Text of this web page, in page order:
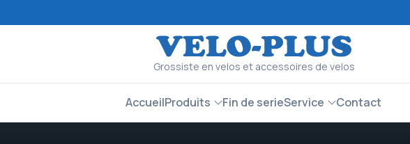
Grossiste en velos et accessoires de velos
AccueilProduits Fin de serieService Contact